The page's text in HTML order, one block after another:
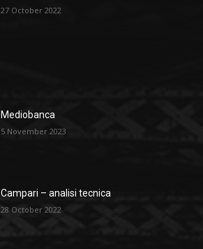
27 October 2022
Mediobanca
5 November 2023
Campari – analisi tecnica
28 October 2022